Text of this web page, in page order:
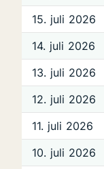
15. juli 2026
14. juli 2026
13. juli 2026
12. juli 2026
11. juli 2026
10. juli 2026